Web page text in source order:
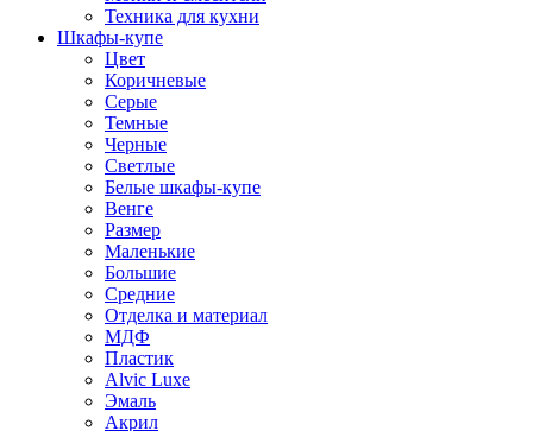
Техника для кухни
Шкафы-купе
Цвет
Коричневые
Серые
Темные
Черные
Светлые
Белые шкафы-купе
Венге
Размер
Маленькие
Большие
Средние
Отделка и материал
МДФ
Пластик
Alvic Luxe
Эмаль
Акрил